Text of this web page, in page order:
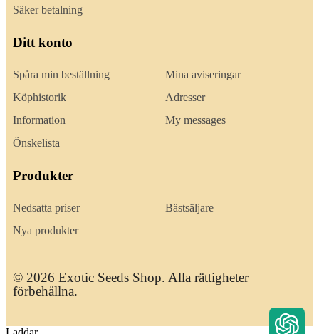
Säker betalning
Ditt konto
Spåra min beställning
Köphistorik
Information
Önskelista
Mina aviseringar
Adresser
My messages
Produkter
Nedsatta priser
Nya produkter
Bästsäljare
© 2026 Exotic Seeds Shop. Alla rättigheter
förbehållna.